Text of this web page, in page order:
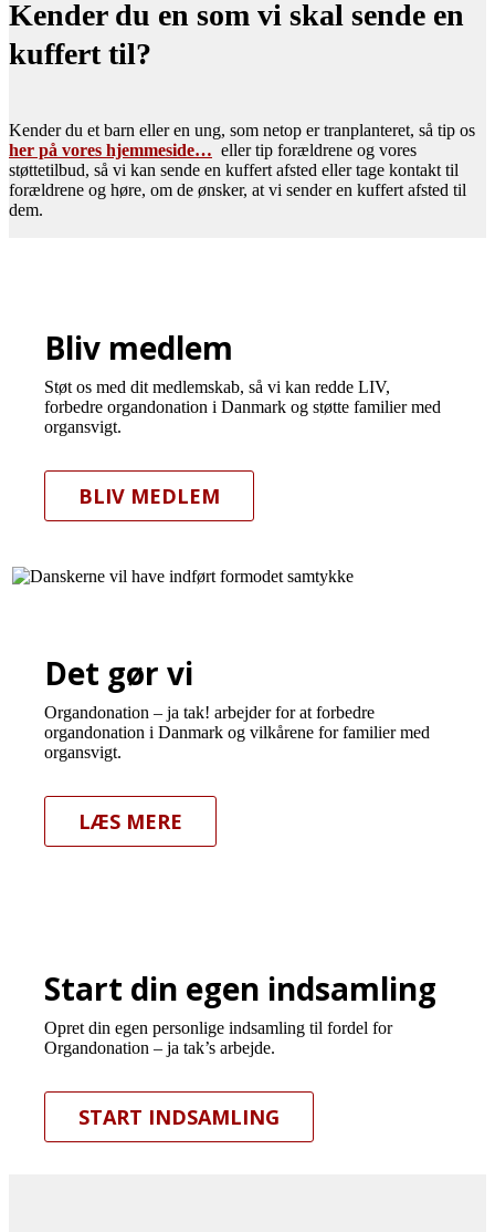
Kender du en som vi skal sende en
kuffert til?
Kender du et barn eller en ung, som netop er tranplanteret, så tip os
her på vores hjemmeside… eller tip forældrene og vores
støttetilbud, så vi kan sende en kuffert afsted eller tage kontakt til
forældrene og høre, om de ønsker, at vi sender en kuffert afsted til
dem.
Bliv medlem
Støt os med dit medlemskab, så vi kan redde LIV,
forbedre organdonation i Danmark og støtte familier med
organsvigt.
BLIV MEDLEM
Det gør vi
Organdonation – ja tak! arbejder for at forbedre
organdonation i Danmark og vilkårene for familier med
organsvigt.
LÆS MERE
Start din egen indsamling
Opret din egen personlige indsamling til fordel for
Organdonation – ja tak’s arbejde.
START INDSAMLING